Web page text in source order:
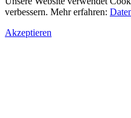
verbessern. Mehr erfahren:
Akzeptieren